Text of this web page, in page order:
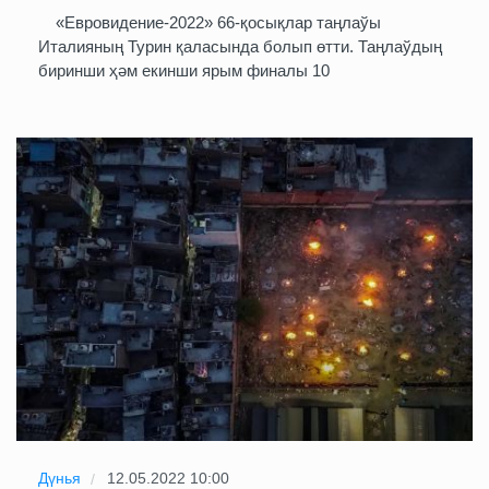
«Евровидение-2022» 66-қосықлар таңлаўы
Италияның Турин қаласында болып өтти. Таңлаўдың
биринши ҳәм екинши ярым финалы 10
Дүнья 12.05.2022 10:00